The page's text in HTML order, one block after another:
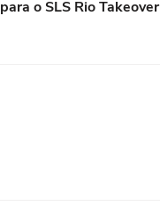
para o SLS Rio Takeover